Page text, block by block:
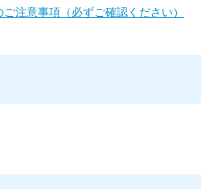
注意事項（必ずご確認ください）